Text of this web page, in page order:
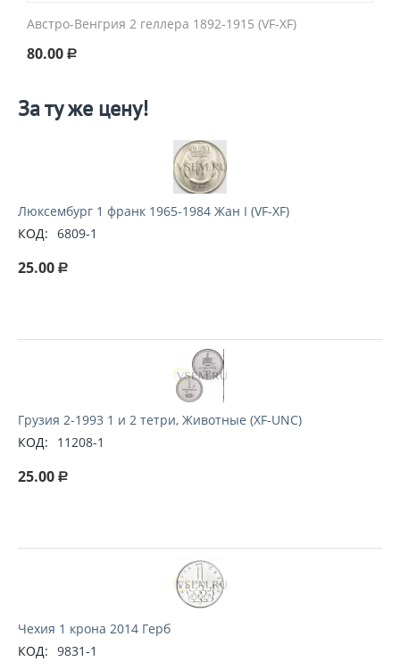
Австро-Венгрия 2 геллера 1892-1915 (VF-XF)
80.00 Р
За ту же цену!
Люксембург 1 франк 1965-1984 Жан I (VF-XF)
КОД: 6809-1
25.00 Р
Грузия 2-1993 1 и 2 тетри, Животные (XF-UNC)
КОД:
11208-1
25.00 Р
Чехия 1 крона 2014 Герб
КОД: 9831-1